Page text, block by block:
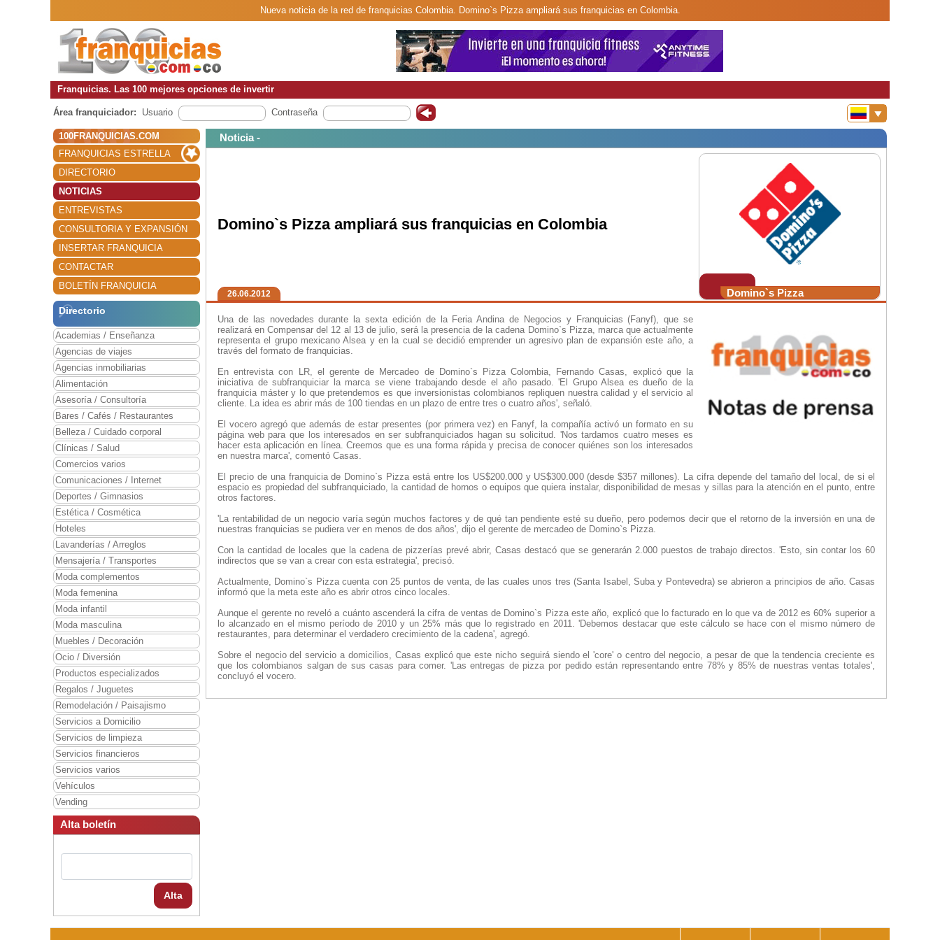
Nueva noticia de la red de franquicias Colombia. Domino`s Pizza ampliará sus franquicias en Colombia.
Franquicias. Las 100 mejores opciones de invertir
Área franquiciador: Usuario Contraseña
100FRANQUICIAS.COM
FRANQUICIAS ESTRELLA
DIRECTORIO
NOTICIAS
ENTREVISTAS
CONSULTORIA Y EXPANSIÓN
INSERTAR FRANQUICIA
CONTACTAR
BOLETÍN FRANQUICIA
Directorio
Academias / Enseñanza
Agencias de viajes
Agencias inmobiliarias
Alimentación
Asesoría / Consultoría
Bares / Cafés / Restaurantes
Belleza / Cuidado corporal
Clínicas / Salud
Comercios varios
Comunicaciones / Internet
Deportes / Gimnasios
Estética / Cosmética
Hoteles
Lavanderías / Arreglos
Mensajería / Transportes
Moda complementos
Moda femenina
Moda infantil
Moda masculina
Muebles / Decoración
Ocio / Diversión
Productos especializados
Regalos / Juguetes
Remodelación / Paisajismo
Servicios a Domicilio
Servicios de limpieza
Servicios financieros
Servicios varios
Vehículos
Vending
Alta boletín
Alta
Noticia -
Domino`s Pizza
Domino`s Pizza ampliará sus franquicias en Colombia
26.06.2012
Una de las novedades durante la sexta edición de la Feria Andina de Negocios y Franquicias (Fanyf), que se
realizará en Compensar del 12 al 13 de julio, será la presencia de la cadena Domino`s Pizza, marca que actualmente
representa el grupo mexicano Alsea y en la cual se decidió emprender un agresivo plan de expansión este año, a
través del formato de franquicias.
En entrevista con LR, el gerente de Mercadeo de Domino`s Pizza Colombia, Fernando Casas, explicó que la
iniciativa de subfranquiciar la marca se viene trabajando desde el año pasado. 'El Grupo Alsea es dueño de la
franquicia máster y lo que pretendemos es que inversionistas colombianos repliquen nuestra calidad y el servicio al
cliente. La idea es abrir más de 100 tiendas en un plazo de entre tres o cuatro años', señaló.
El vocero agregó que además de estar presentes (por primera vez) en Fanyf, la compañía activó un formato en su
página web para que los interesados en ser subfranquiciados hagan su solicitud. 'Nos tardamos cuatro meses es
hacer esta aplicación en línea. Creemos que es una forma rápida y precisa de conocer quiénes son los interesados
en nuestra marca', comentó Casas.
El precio de una franquicia de Domino`s Pizza está entre los US$200.000 y US$300.000 (desde $357 millones). La cifra depende del tamaño del local, de si el
espacio es propiedad del subfranquiciado, la cantidad de hornos o equipos que quiera instalar, disponibilidad de mesas y sillas para la atención en el punto, entre
otros factores.
'La rentabilidad de un negocio varía según muchos factores y de qué tan pendiente esté su dueño, pero podemos decir que el retorno de la inversión en una de
nuestras franquicias se pudiera ver en menos de dos años', dijo el gerente de mercadeo de Domino`s Pizza.
Con la cantidad de locales que la cadena de pizzerías prevé abrir, Casas destacó que se generarán 2.000 puestos de trabajo directos. 'Esto, sin contar los 60
indirectos que se van a crear con esta estrategia', precisó.
Actualmente, Domino`s Pizza cuenta con 25 puntos de venta, de las cuales unos tres (Santa Isabel, Suba y Pontevedra) se abrieron a principios de año. Casas
informó que la meta este año es abrir otros cinco locales.
Aunque el gerente no reveló a cuánto ascenderá la cifra de ventas de Domino`s Pizza este año, explicó que lo facturado en lo que va de 2012 es 60% superior a
lo alcanzado en el mismo período de 2010 y un 25% más que lo registrado en 2011. 'Debemos destacar que este cálculo se hace con el mismo número de
restaurantes, para determinar el verdadero crecimiento de la cadena', agregó.
Sobre el negocio del servicio a domicilios, Casas explicó que este nicho seguirá siendo el 'core' o centro del negocio, a pesar de que la tendencia creciente es
que los colombianos salgan de sus casas para comer. 'Las entregas de pizza por pedido están representando entre 78% y 85% de nuestras ventas totales',
concluyó el vocero.